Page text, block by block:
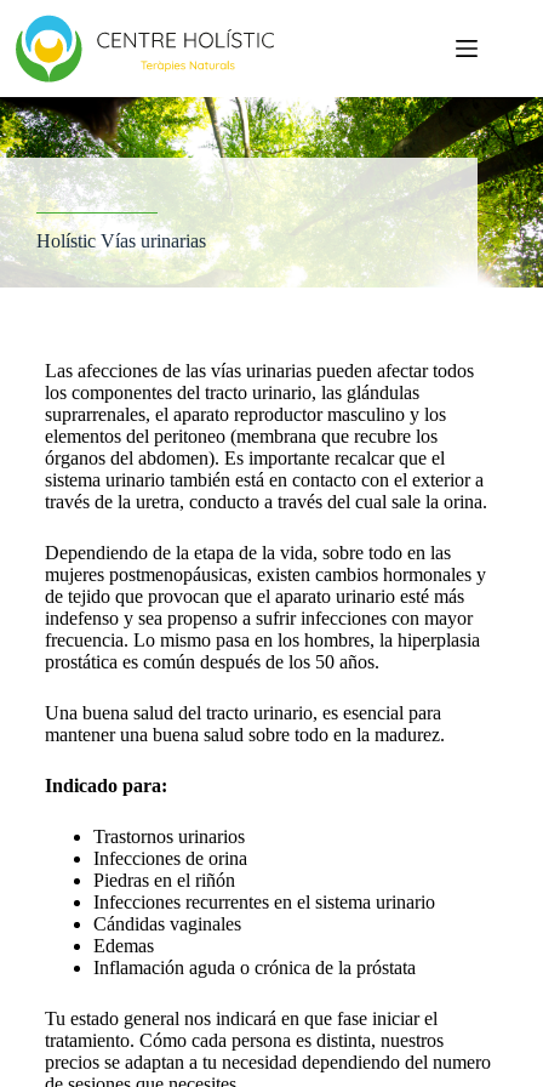
Holístic Vías urinarias
Las afecciones de las vías urinarias pueden afectar todos
los componentes del tracto urinario, las glándulas
suprarrenales, el aparato reproductor masculino y los
elementos del peritoneo (membrana que recubre los
órganos del abdomen). Es importante recalcar que el
sistema urinario también está en contacto con el exterior a
través de la uretra, conducto a través del cual sale la orina.
Dependiendo de la etapa de la vida, sobre todo en las
mujeres postmenopáusicas, existen cambios hormonales y
de tejido que provocan que el aparato urinario esté más
indefenso y sea propenso a sufrir infecciones con mayor
frecuencia. Lo mismo pasa en los hombres, la hiperplasia
prostática es común después de los 50 años.
Una buena salud del tracto urinario, es esencial para
mantener una buena salud sobre todo en la madurez.
Indicado para:
Trastornos urinarios
Infecciones de orina
Piedras en el riñón
Infecciones recurrentes en el sistema urinario
Cándidas vaginales
Edemas
Inflamación aguda o crónica de la próstata
Tu estado general nos indicará en que fase iniciar el
tratamiento. Cómo cada persona es distinta, nuestros
precios se adaptan a tu necesidad dependiendo del numero